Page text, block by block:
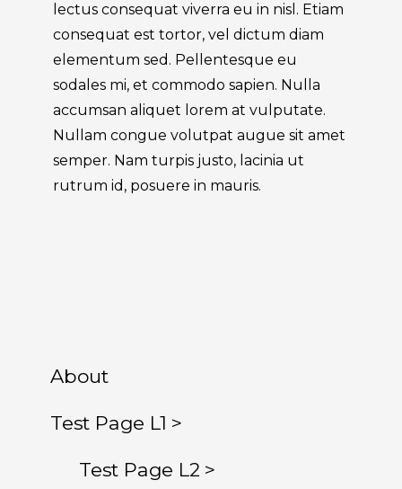
lectus consequat viverra eu in nisl. Etiam
consequat est tortor, vel dictum diam
elementum sed. Pellentesque eu
sodales mi, et commodo sapien. Nulla
accumsan aliquet lorem at vulputate.
Nullam congue volutpat augue sit amet
semper. Nam turpis justo, lacinia ut
rutrum id, posuere in mauris.
About
Test Page L1 >
Test Page L2 >